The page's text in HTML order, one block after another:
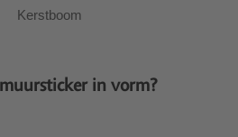
Kerstboom
in vorm?